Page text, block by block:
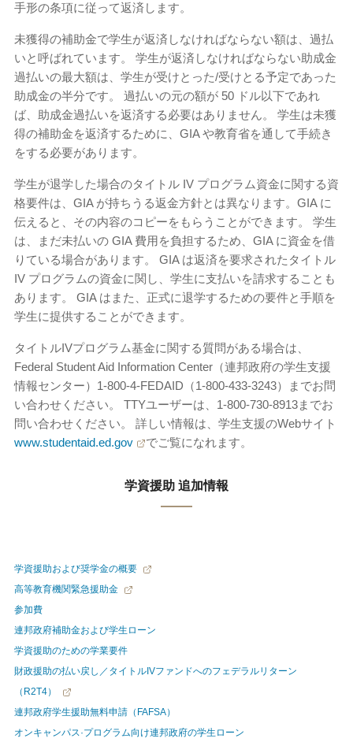
手形の条項に従って返済します。
未獲得の補助金で学生が返済しなければならない額は、過払
いと呼ばれています。 学生が返済しなければならない助成金
過払いの最大額は、学生が受けとった/受けとる予定であった
助成金の半分です。 過払いの元の額が 50 ドル以下であれ
ば、助成金過払いを返済する必要はありません。 学生は未獲
得の補助金を返済するために、GIA や教育省を通して手続き
をする必要があります。
学生が退学した場合のタイトル IV プ​​ログラム資金に関する資
格要件は、GIA が持ちうる返金方針とは異なります。GIA に
伝えると、その内容のコピーをもらうことができます。 学生
は、まだ未払いの GIA 費用を負担するため、GIA に資金を借
りている場合があります。 GIA は返済を要求されたタイトル
IV プログラムの資金に関し、学生に支払いを請求することも
あります。 GIA はまた、正式に退学するための要件と手順を
学生に提供することができます。
タイトルIVプ​​ログラム基金に関する質問がある場合は、
Federal Student Aid Information Center（連邦政府の学生支援
情報センター）1-800-4-FEDAID（1-800-433-3243）までお問
い合わせください。 TTYユーザーは、1-800-730-8913までお
問い合わせください。 詳しい情報は、学生支援のWebサイト
www.studentaid.ed.gov
でご覧になれます。
学資援助 追加情報
学資援助および奨学金の概要
高等教育機関緊急援助金
参加費
連邦政府補助金および学生ローン
学資援助のための学業要件
財政援助の払い戻し／タイトルIVファンドへのフェデラルリターン
（R2T4）
連邦政府学生援助無料申請（FAFSA）
オンキャンパス·プログラム向け連邦政府の学生ローン